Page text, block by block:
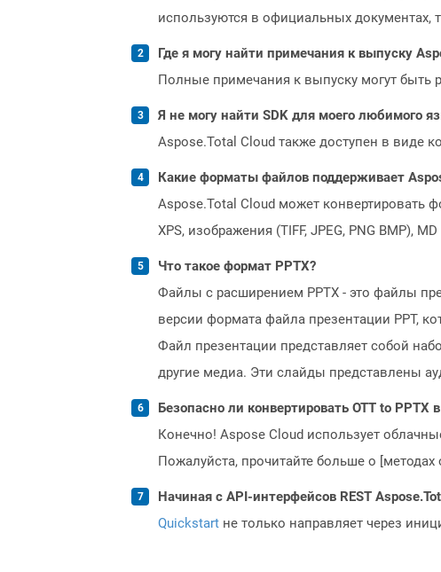
используются в официальных
Где я могу найти примечания к выпуску
Полные примечания к выпуску могут быть
Я не могу найти SDK для моего любимого
Aspose.Total Cloud также доступен в виде
Какие форматы файлов поддерживает
Aspose.Total Cloud может конвертировать
XPS, изображения (TIFF, JPEG, PNG BMP),
Что такое формат PPTX?
Файлы с расширением PPTX - это файлы
версии формата файла презентации PPT,
Файл презентации представляет собой
другие медиа. Эти слайды представлены
Безопасно ли конвертировать OTT to PPTX
Конечно! Aspose Cloud использует
Пожалуйста, прочитайте больше о
Начиная с API-интерфейсов REST
Quickstart не только направляет через